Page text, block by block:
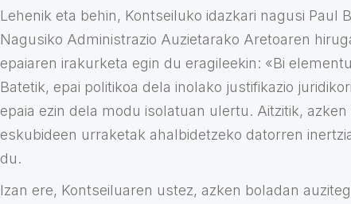
Lehenik eta behin, Kontseiluko idazkari nagusi Paul
Nagusiko Administrazio Auzietarako Aretoaren
epaiaren irakurketa egin du eragileekin: «Bi
Batetik, epai politikoa dela inolako justifikazio
epaia ezin dela modu isolatuan ulertu. Aitzitik,
eskubideen urraketak ahalbidetzeko datorren
du.
Izan ere, Kontseiluaren ustez, azken boladan